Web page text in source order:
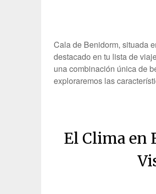
Cala de Benidorm, situada
destacado en tu lista de
una combinación única de
exploraremos las
El Clima en